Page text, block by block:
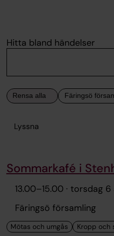
Hitta bland händelser
Lyssna
Sommarkafé i
13.00–15.00 · torsdag
Färingsö församling